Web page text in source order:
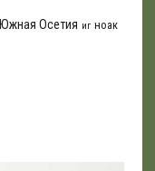
Южная Осетия иг ноак